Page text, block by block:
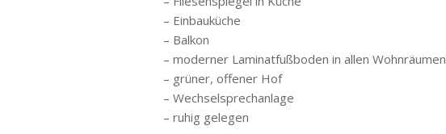
– Einbauküche
– Balkon
– moderner Laminatfußboden in allen Wohnräumen
– grüner, offener Hof
– Wechselsprechanlage
– ruhig gelegen